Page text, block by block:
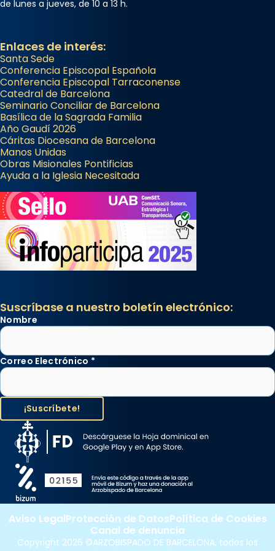
Ver más
Share
de lunes a jueves, de 10 a 13 h.
Enlaces de interés:
Santa Sede
Conferencia Episcopal Española
Conferencia Episcopal Tarraconense
Catedral de Barcelona
Seminario Conciliar de Barcelona
Basílica de la Sagrada Familia
Año Gaudí 2026
Cáritas Diocesana de Barcelona
Manos Unidas
Obras Misionales Pontificias
Ayuda a la Iglesia Necesitada
Suscríbase a nuestro boletín electrónico:
Nombre
Correo Electrónico *
Copyright 2026 ©ARZOBISPADO DE BARCELONA, todos los
Aviso LegalProtección de DatosPolítica de Cookies
Canal de denuncia